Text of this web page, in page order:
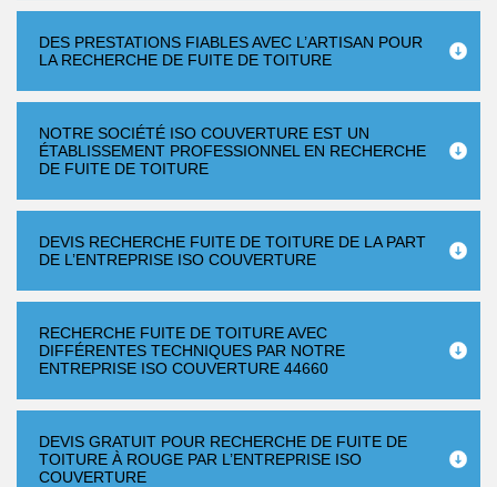
DES PRESTATIONS FIABLES AVEC L’ARTISAN POUR
LA RECHERCHE DE FUITE DE TOITURE
NOTRE SOCIÉTÉ ISO COUVERTURE EST UN
ÉTABLISSEMENT PROFESSIONNEL EN RECHERCHE
DE FUITE DE TOITURE
DEVIS RECHERCHE FUITE DE TOITURE DE LA PART
DE L’ENTREPRISE ISO COUVERTURE
RECHERCHE FUITE DE TOITURE AVEC
DIFFÉRENTES TECHNIQUES PAR NOTRE
ENTREPRISE ISO COUVERTURE 44660
DEVIS GRATUIT POUR RECHERCHE DE FUITE DE
TOITURE À ROUGE PAR L’ENTREPRISE ISO
COUVERTURE